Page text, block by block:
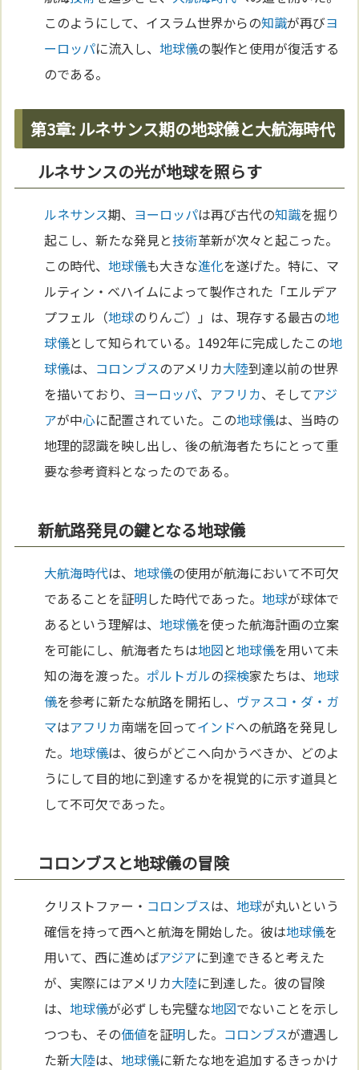
このようにして、イスラム世界からの知識が再びヨ
ーロッパに流入し、地球儀の製作と使用が復活する
のである。
第3章: ルネサンス期の地球儀と大航海時代
ルネサンスの光が地球を照らす
ルネサンス期、 ヨーロッパは再び古代の知識を掘り
起こし、新たな発見と技術革新が次々と起こった。
この時代、地球儀も大きな進化を遂げた。特に、マ
ルティン・ベハイムによって製作された「エルデア
プフェル（地球のりんご）」は、現存する最古の地
球儀として知られている。1492年に完成したこの地
球儀は、 コロンブスのアメリカ大陸到達以前の世界
を描いており、 ヨーロッパ、 アフリカ、そしてアジ
アが中心に配置されていた。この地球儀は、当時の
地理的認識を映し出し、後の航海者たちにとって重
要な参考資料となったのである。
新航路発見の鍵となる地球儀
大航海時代は、地球儀の使用が航海において不可欠
であることを証明した時代であった。地球が球体で
あるという理解は、地球儀を使った航海計画の立案
を可能にし、航海者たちは地図と地球儀を用いて未
知の海を渡った。 ポルトガルの探検家たちは、地球
儀を参考に新たな航路を開拓し、 ヴァスコ・ダ・ガ
マはアフリカ南端を回ってインドへの航路を発見し
た。地球儀は、彼らがどこへ向かうべきか、どのよ
うにして目的地に到達するかを視覚的に示す道具と
して不可欠であった。
コロンブスと地球儀の冒険
クリストファー・ コロンブスは、地球が丸いという
確信を持って西へと航海を開始した。彼は地球儀を
用いて、西に進めばアジアに到達できると考えた
が、実際にはアメリカ大陸に到達した。彼の冒険
は、地球儀が必ずしも完璧な地図でないことを示し
つつも、その価値を証明した。 コロンブスが遭遇し
た新大陸は、地球儀に新たな地を追加するきっかけ